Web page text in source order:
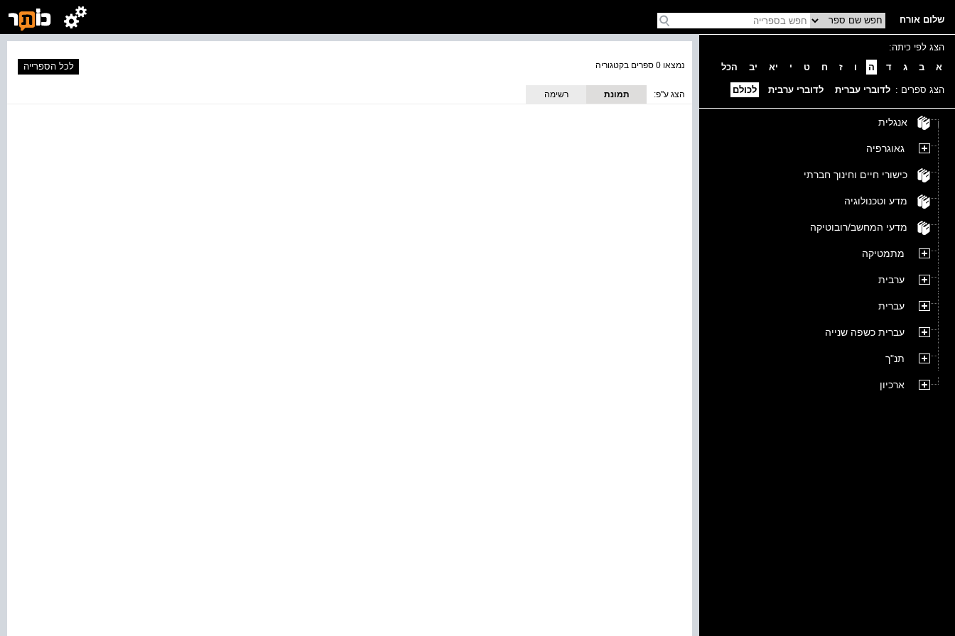
שלום אורח
הצג לפי כיתה:
א
ב ג ד ה ו ז ח ט י יא יב הכל
הצג ספרים : לדוברי עברית לדוברי ערבית לכולם
אנגלית
גאוגרפיה
כישורי חיים וחינוך חברתי
מדע וטכנולוגיה
מדעי המחשב/רובוטיקה
מתמטיקה
ערבית
עברית
עברית כשפה שנייה
תנ"ך
ארכיון
נמצאו 0 ספרים בקטגוריה לכל הספרייה
הצג ע''פ:
תמונת
רשימה